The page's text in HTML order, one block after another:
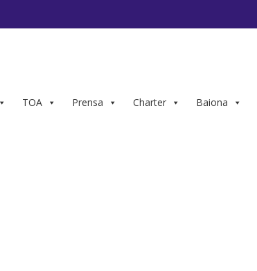
TOA Prensa Charter Baiona